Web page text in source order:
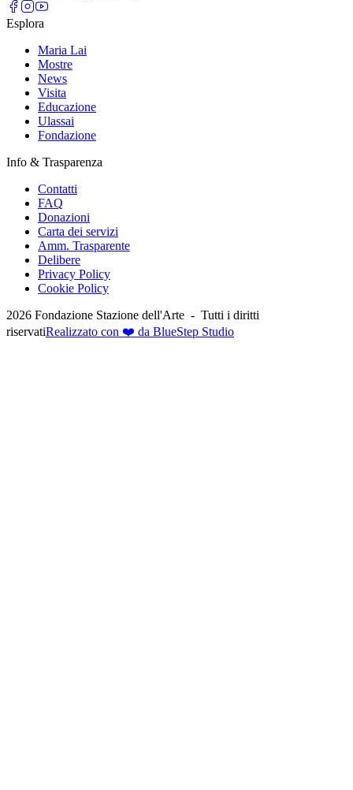
Esplora
Maria Lai
Mostre
News
Visita
Educazione
Ulassai
Fondazione
Info & Trasparenza
Contatti
FAQ
Donazioni
Carta dei servizi
Amm. Trasparente
Delibere
Privacy Policy
Cookie Policy
2026 Fondazione Stazione dell'Arte - Tutti i diritti
riservatiRealizzato con ❤️ da BlueStep Studio